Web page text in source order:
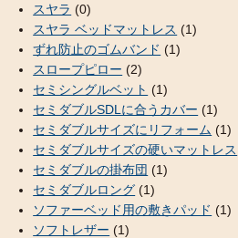
スヤラ (0)
スヤラ ベッドマットレス (1)
ずれ防止のゴムバンド (1)
スロープピロー (2)
セミシングルベット (1)
セミダブルSDLに合うカバー (1)
セミダブルサイズにリフォーム (1)
セミダブルサイズの硬いマットレス
セミダブルの掛布団 (1)
セミダブルロング (1)
ソファーベッド用の敷きパッド (1)
ソフトレザー (1)